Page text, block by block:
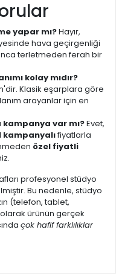
yapar mı?Hayır,
hava geçirgenliği
terletmeden ferah bir
kolay mıdır?
Klasik eşarplara göre
arayanlar için en
var mı?Evet,
kampanyalıfiyatlarla
özel fiyatli
profesyonel stüdyo
Bu nedenle, stüdyo
(telefon, tablet,
ürünün gerçek
çok hafif farklılıklar